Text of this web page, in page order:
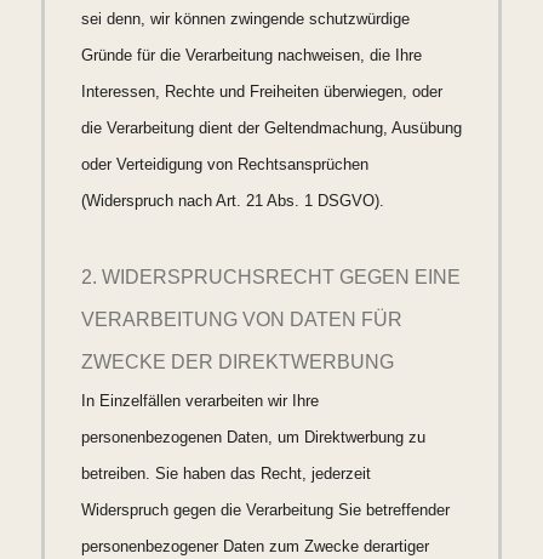
sei denn, wir können zwingende schutzwürdige
Gründe für die Verarbeitung nachweisen, die Ihre
Interessen, Rechte und Freiheiten überwiegen, oder
die Verarbeitung dient der Geltendmachung, Ausübung
oder Verteidigung von Rechtsansprüchen
(Widerspruch nach Art. 21 Abs. 1 DSGVO).
2. WIDERSPRUCHSRECHT GEGEN EINE
VERARBEITUNG VON DATEN FÜR
ZWECKE DER DIREKTWERBUNG
In Einzelfällen verarbeiten wir Ihre
personenbezogenen Daten, um Direktwerbung zu
betreiben. Sie haben das Recht, jederzeit
Widerspruch gegen die Verarbeitung Sie betreffender
personenbezogener Daten zum Zwecke derartiger